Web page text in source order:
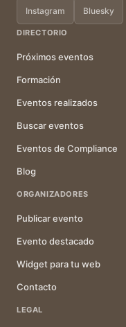
Instagram Bluesky
DIRECTORIO
Próximos eventos
Formación
Eventos realizados
Buscar eventos
Eventos de Compliance
Blog
ORGANIZADORES
Publicar evento
Evento destacado
Widget para tu web
Contacto
LEGAL